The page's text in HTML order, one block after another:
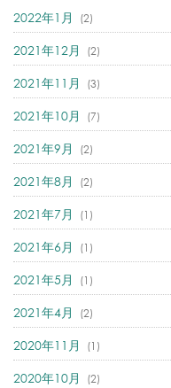
2022年1月 (2)
2021年12月 (2)
2021年11月 (3)
2021年10月 (7)
2021年9月 (2)
2021年8月 (2)
2021年7月 (1)
2021年6月 (1)
2021年5月 (1)
2021年4月 (2)
2020年11月 (1)
2020年10月 (2)